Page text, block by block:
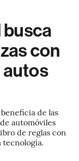
busca
con
de las
automóviles
de reglas con
tecnología.